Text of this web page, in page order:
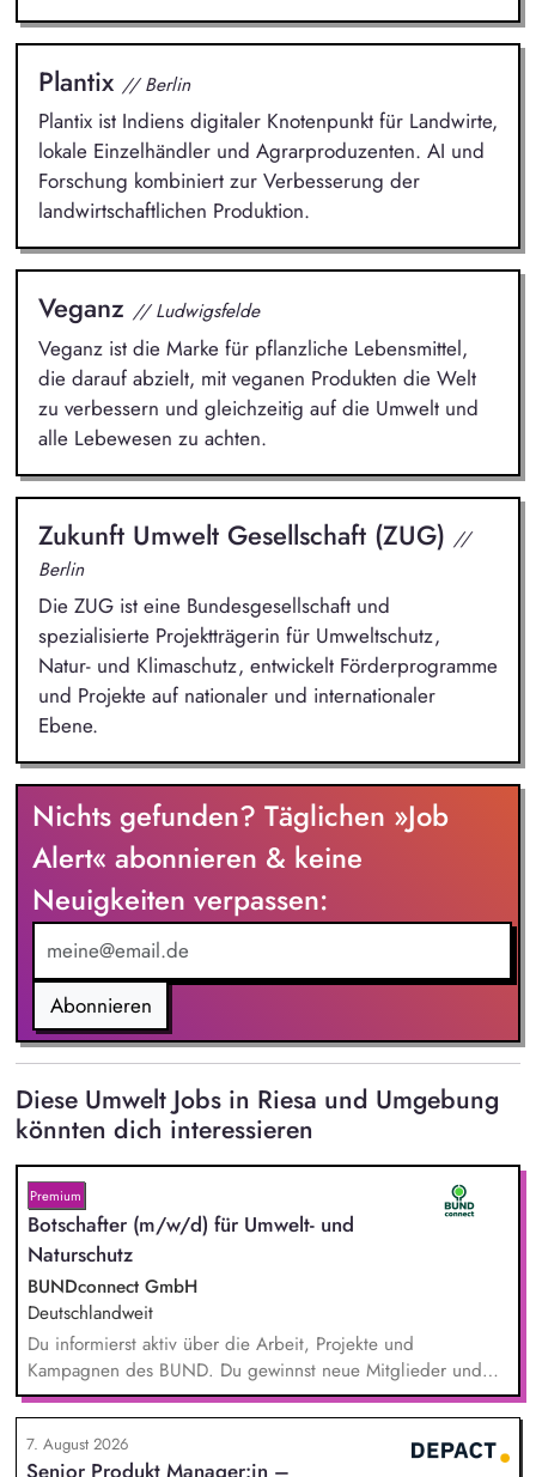
Plantix // Berlin
Plantix ist Indiens digitaler Knotenpunkt für Landwirte,
lokale Einzelhändler und Agrarproduzenten. AI und
Forschung kombiniert zur Verbesserung der
landwirtschaftlichen Produktion.
Veganz // Ludwigsfelde
Veganz ist die Marke für pflanzliche Lebensmittel,
die darauf abzielt, mit veganen Produkten die Welt
zu verbessern und gleichzeitig auf die Umwelt und
alle Lebewesen zu achten.
Zukunft Umwelt Gesellschaft (ZUG) //
Berlin
Die ZUG ist eine Bundesgesellschaft und
spezialisierte Projektträgerin für Umweltschutz,
Natur- und Klimaschutz, entwickelt Förderprogramme
und Projekte auf nationaler und internationaler
Ebene.
Nichts gefunden? Täglichen »Job
Alert« abonnieren & keine
Neuigkeiten verpassen:
Abonnieren
Diese Umwelt Jobs in Riesa und Umgebung
könnten dich interessieren
Premium
Botschafter (m/w/d) für Umwelt- und
Naturschutz
BUNDconnect GmbH
Deutschlandweit
Du informierst aktiv über die Arbeit, Projekte und
Kampagnen des BUND. Du gewinnst neue Mitglieder und
stärkst damit langfristig den Umwelt- und Naturschutz. Du
beantwortest Fragen zu Umwelt-, Arten- und Klimaschutz nach
bestem Wissen und Gewissen. Du unterstützt Kampagnen
7. August 2026